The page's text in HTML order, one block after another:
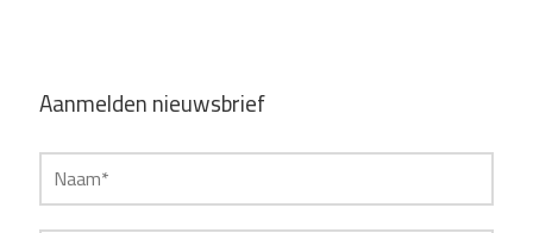
Aanmelden nieuwsbrief